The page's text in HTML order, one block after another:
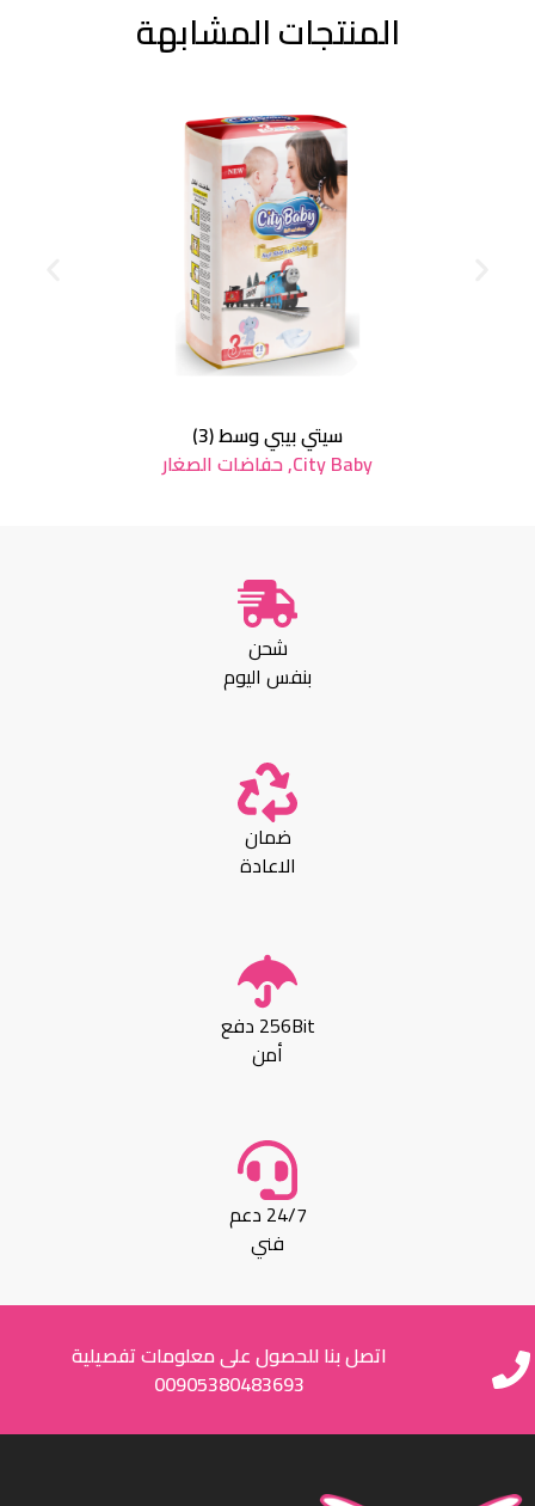
المنتجات المشابهة
سيتي بيبي وسط (3)
City Baby
,حفاضات الصغار
شحن
بنفس اليوم
ضمان
الاعادة
256Bit دفع
أمن
24/7 دعم
فني
اتصل بنا للحصول على معلومات تفصيلية
00905380483693